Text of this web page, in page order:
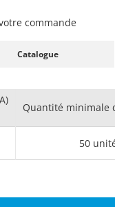
commande
Catalogue
Quantité minimale
50